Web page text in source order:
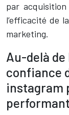
par
l’efficacité de
marketing.
Au-delà
confiance
instagram
performant